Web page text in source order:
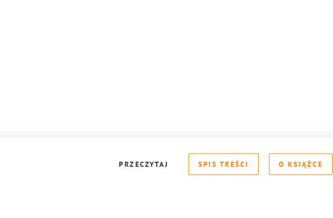
PRZECZYTAJ SPIS TREŚCI O KSIĄŻCE